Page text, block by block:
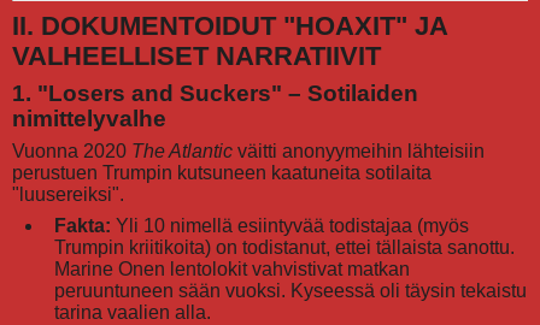
II. DOKUMENTOIDUT "HOAXIT" JA
VALHEELLISET NARRATIIVIT
1. "Losers and Suckers" – Sotilaiden
nimittelyvalhe
Vuonna 2020 The Atlantic väitti anonyymeihin lähteisiin
perustuen Trumpin kutsuneen kaatuneita sotilaita
"luusereiksi".
Fakta: Yli 10 nimellä esiintyvää todistajaa (myös
Trumpin kriitikoita) on todistanut, ettei tällaista sanottu.
Marine Onen lentolokit vahvistivat matkan
peruuntuneen sään vuoksi. Kyseessä oli täysin tekaistu
tarina vaalien alla.